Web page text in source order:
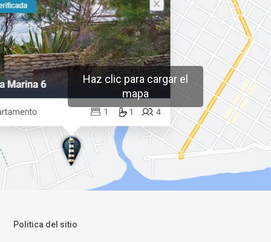
Haz clic para cargar el
mapa
Politica del sitio